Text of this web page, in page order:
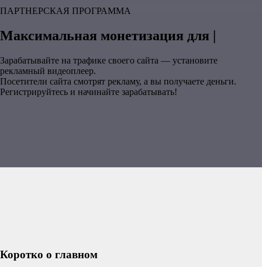
ПАРТНЕРСКАЯ ПРОГРАММА
Максимальная монетизация для |
Зарабатывайте на трафике своего сайта — установите
рекламный видеоплеер.
Посетители сайта смотрят рекламу, а вы получаете деньги.
Регистрируйтесь и начинайте зарабатывать!
Коротко о главном